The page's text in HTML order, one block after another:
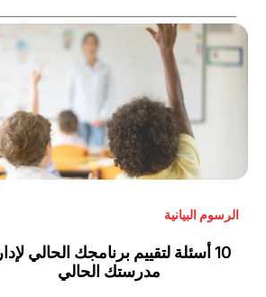
الرسوم البيانية
10 أسئلة لتقييم برنامجك الحالي لإدارة
مدرستك الحالي